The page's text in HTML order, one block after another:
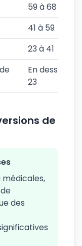
59 à 68
41 à 59
23 à 41
En dessous
23
de
médicales,
des